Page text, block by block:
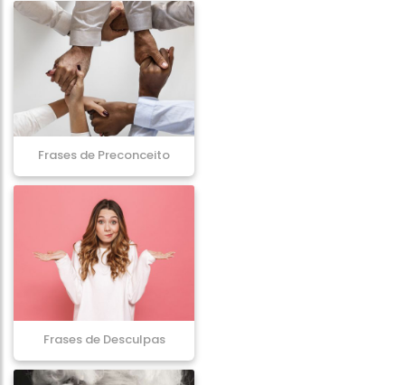
Frases de Preconceito
Frases de Desculpas